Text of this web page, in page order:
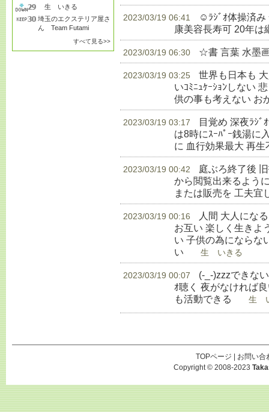
生 いきる
埼玉のエクステリア屋さ
ん Team Futami
すべて見る>>
2023/03/19 06:41
☺ﾗｼﾞｵ体操済み
康美容長寿可 20年は
2023/03/19 06:30 ☆書 言葉 水墨
2023/03/19 03:25
世界も日本も
いｺﾐﾆｭｹｰｼｮﾝしない
供の事も考えない お
2023/03/19 03:17
目覚め 深夜ﾗｼﾞ
は8時にｽｰﾊﾟｰ銭湯に
に 血行効果最大 再
2023/03/19 00:42
庭ぶろ終了後
から閲覧出来るよう
または販売を 工夫宜
2023/03/19 00:16
人間 大人にな
お互い 楽しく生きよ
い 子供の為にならな
い 生 いきる
2023/03/19 00:07
(-_-)zzzできな
ｵ聴く 夜がなければ
も活動できる
生 い
TOPページ
お問い合
Copyright © 2008-2023